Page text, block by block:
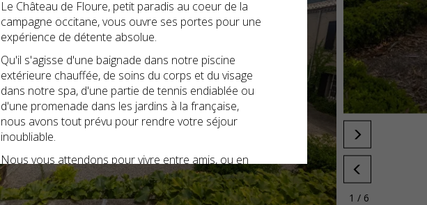
1 / 6
Le Château de Floure, petit paradis au coeur de la
campagne occitane, vous ouvre ses portes pour une
expérience de détente absolue.
Qu'il s'agisse d'une baignade dans notre piscine
extérieure chauffée, de soins du corps et du visage
dans notre spa, d'une partie de tennis endiablée ou
d'une promenade dans les jardins à la française,
nous avons tout prévu pour rendre votre séjour
inoubliable.
Nous vous attendons pour vivre entre amis, ou en
famille un séjour unique dans un lieu chargé
d'histoire.